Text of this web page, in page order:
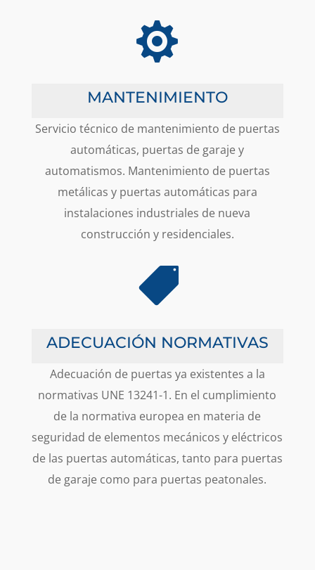

MANTENIMIENTO
Servicio técnico de mantenimiento de puertas
automáticas, puertas de garaje y
automatismos. Mantenimiento de puertas
metálicas y puertas automáticas para
instalaciones industriales de nueva
construcción y residenciales.

ADECUACIÓN NORMATIVAS
Adecuación de puertas ya existentes a la
normativas UNE 13241-1. En el cumplimiento
de la normativa europea en materia de
seguridad de elementos mecánicos y eléctricos
de las puertas automáticas, tanto para puertas
de garaje como para puertas peatonales.